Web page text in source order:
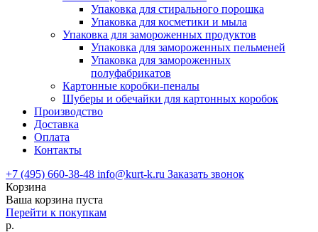
Упаковка для стирального порошка
Упаковка для косметики и мыла
Упаковка для замороженных продуктов
Упаковка для замороженных пельменей
Упаковка для замороженных
полуфабрикатов
Картонные коробки-пеналы
Шуберы и обечайки для картонных коробок
Производство
Доставка
Оплата
Контакты
+7 (495) 660-38-48 info@kurt-k.ru Заказать звонок
Корзина
Ваша корзина пуста
Перейти к покупкам
р.